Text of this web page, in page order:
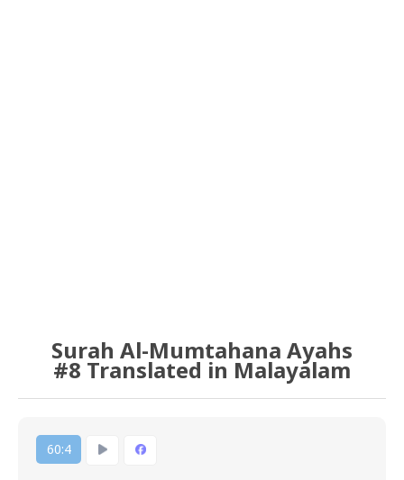
Surah Al-Mumtahana Ayahs
#8 Translated in Malayalam
60:4